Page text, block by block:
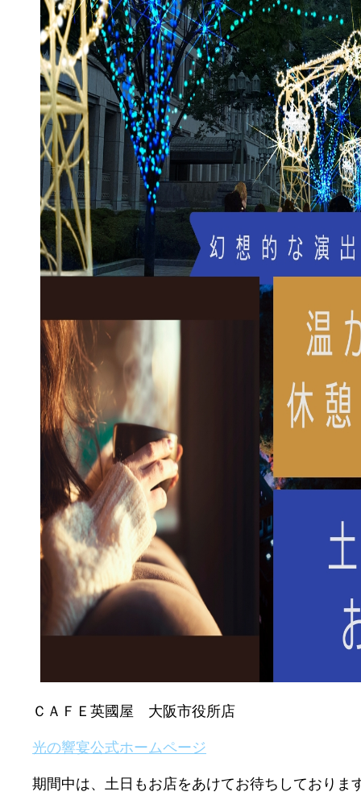
ＣＡＦＥ英國屋 大阪市役所店
光の響宴公式ホームページ
期間中は、土日もお店をあけてお待ちしておりま